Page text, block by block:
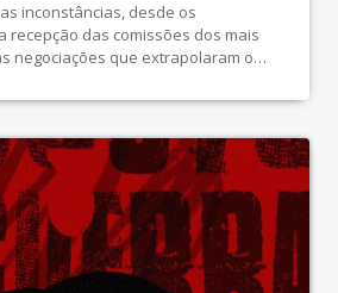
inconstâncias, desde os
recepção das comissões dos mais
negociações que extrapolaram o
verdejante da floresta
caótica pela qual […]